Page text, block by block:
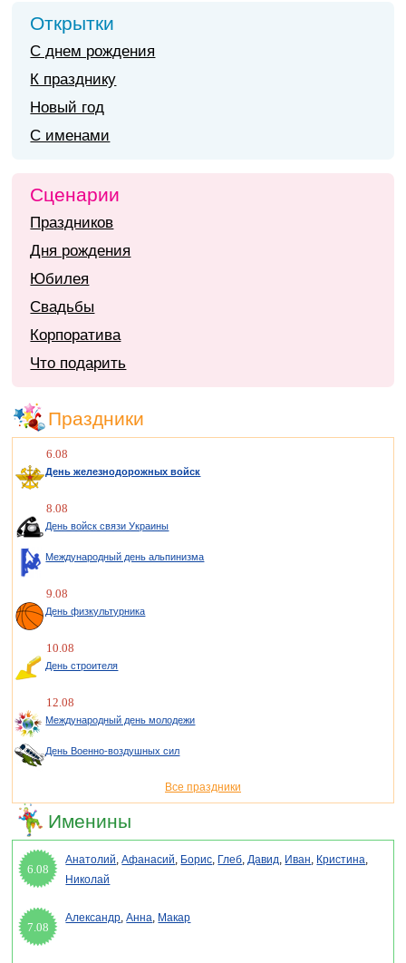
Открытки
С днем рождения
К празднику
Новый год
С именами
Сценарии
Праздников
Дня рождения
Юбилея
Свадьбы
Корпоратива
Что подарить
Праздники
6.08
День железнодорожных войск
8.08
День войск связи Украины
Международный день альпинизма
9.08
День физкультурника
10.08
День строителя
12.08
Международный день молодежи
День Военно-воздушных сил
Все праздники
Именины
6.08
Анатолий,Афанасий, Борис, Глеб,Давид, Иван, Кристина,
Николай
7.08
Александр,Анна, Макар